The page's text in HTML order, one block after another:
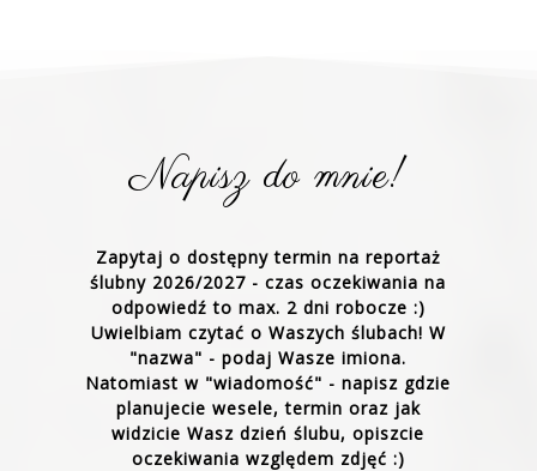
Napisz do mnie!
Zapytaj o dostępny termin na reportaż
ślubny 2026/2027 - czas oczekiwania na
odpowiedź to max. 2 dni robocze :)
Uwielbiam czytać o Waszych ślubach! W
"nazwa" - podaj Wasze imiona.
Natomiast w "wiadomość" - napisz gdzie
planujecie wesele, termin oraz jak
widzicie Wasz dzień ślubu, opiszcie
oczekiwania względem zdjęć :)